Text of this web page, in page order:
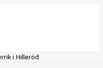
i Hilleröd